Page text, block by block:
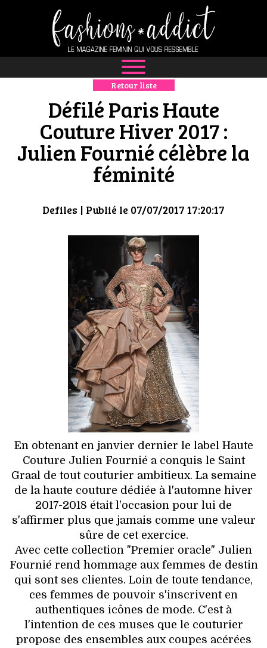
NEWS
MODE
LUXE
DÉFILÉS
BOUTIQUE
CULTURE
HIGH TECH
MAISON
AUTO
LIEUX TENDANCES
BEAUTÉ
MODE DE RUE
JEUNES CRÉATEURS
HISTOIRE DES MARQUES
DÉCO
VOYAGES & LOISIRS
Retour liste
Défilé Paris Haute
Couture Hiver 2017 :
Julien Fournié célèbre la
féminité
Defiles | Publié le 07/07/2017 17:20:17
En obtenant en janvier dernier le label Haute
Couture Julien Fournié a conquis le Saint
Graal de tout couturier ambitieux. La semaine
de la haute couture dédiée à l'automne hiver
2017-2018 était l'occasion pour lui de
s'affirmer plus que jamais comme une valeur
sûre de cet exercice.
Avec cette collection "Premier oracle" Julien
Fournié rend hommage aux femmes de destin
qui sont ses clientes. Loin de toute tendance,
ces femmes de pouvoir s'inscrivent en
authentiques icônes de mode. C'est à
l'intention de ces muses que le couturier
propose des ensembles aux coupes acérées